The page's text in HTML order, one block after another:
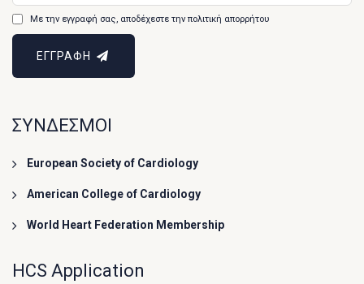
Με την εγγραφή σας, αποδέχεστε την πολιτική απορρήτου
ΕΓΓΡΑΦΗ
ΣΥΝΔΕΣΜΟΙ
European Society of Cardiology
American College of Cardiology
World Heart Federation Membership
HCS Application